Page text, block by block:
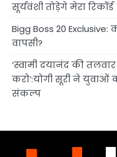
सूर्यवंशी तोड़ेंगे मेरा रिकॉर्ड
Bigg Boss 20
वापसी?
‘स्वामी दयानंद की
करो’:योगी सूरी ने युवाओं
संकल्प